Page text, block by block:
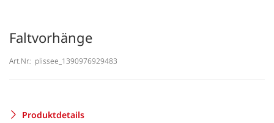
Faltvorhänge
Art.Nr.: plissee_1390976929483
Produktdetails